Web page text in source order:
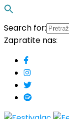
Search for:
Zapratite nas: